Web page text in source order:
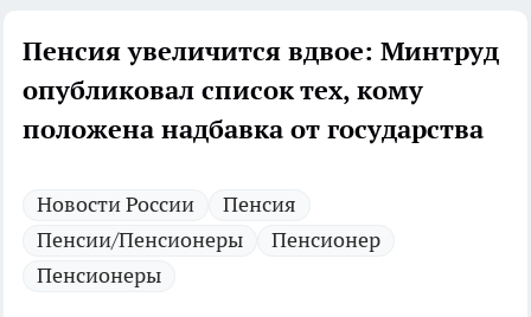
Пенсия увеличится вдвое: Минтруд
опубликовал список тех, кому
положена надбавка от государства
Новости России
Пенсия
Пенсии/Пенсионеры
Пенсионер
Пенсионеры